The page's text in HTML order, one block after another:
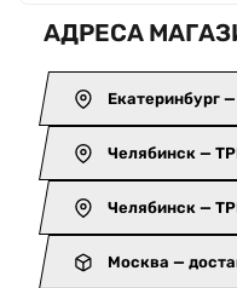
АДРЕСА
Екатеринбург
Челябинск —
Челябинск —
Москва —